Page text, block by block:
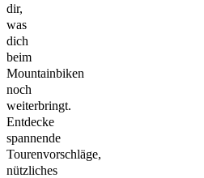
dir,
was
dich
beim
Mountainbiken
noch
weiterbringt.
Entdecke
spannende
Tourenvorschläge,
nützliches